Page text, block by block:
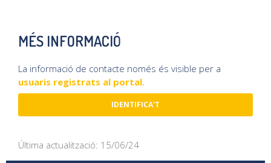
MÉS INFORMACIÓ
La informació de contacte només és visible per a
usuaris registrats al portal.
IDENTIFICA'T
Última actualització: 15/06/24